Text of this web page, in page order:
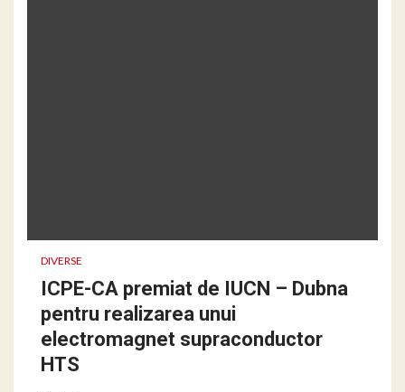
DIVERSE
ICPE-CA premiat de IUCN – Dubna
pentru realizarea unui
electromagnet supraconductor
HTS